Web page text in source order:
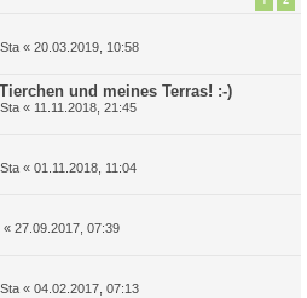
« 20.03.2019, 10:58
und meines Terras! :-)
« 11.11.2018, 21:45
« 01.11.2018, 11:04
« 27.09.2017, 07:39
« 04.02.2017, 07:13